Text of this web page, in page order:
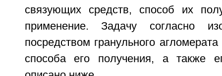
связующих средств, способ их
применение. Задачу согласно
посредством гранульного
способа его получения, а также